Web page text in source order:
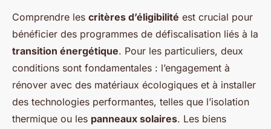
Comprendre les critères d’éligibilité est crucial pour
bénéficier des programmes de défiscalisation liés à la
transition énergétique. Pour les particuliers, deux
conditions sont fondamentales : l’engagement à
rénover avec des matériaux écologiques et à installer
des technologies performantes, telles que l’isolation
thermique ou les panneaux solaires. Les biens